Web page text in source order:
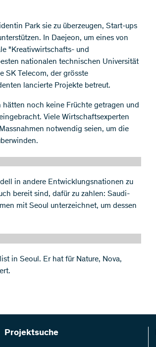
Park sie zu überzeugen, Start-ups
In Daejeon, um eines von
"Kreativwirtschafts- und
nationalen technischen Universität
SK Telecom, der grösste
lancierte Projekte betreut.
noch keine Früchte getragen und
Viele Wirtschaftsexperten
notwendig seien, um die
in andere Entwicklungsnationen zu
bereit sind, dafür zu zahlen: Saudi-
mit Seoul unterzeichnet, um dessen
in Seoul. Er hat für Nature, Nova,
Projektsuche